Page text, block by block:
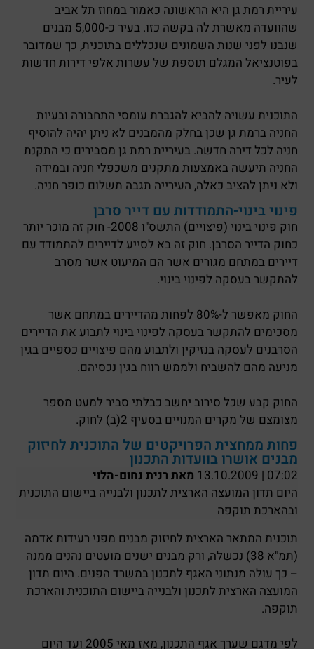
עיריית רמת גן היא הראשונה כאמור במחוז תל אביב
שהוועדה מאשרת לה בקשה כזו. בעיר כ-5,000 מבנים
שנבנו לפני שנות השמונים שנכללים בתוכנית, כך שמדובר
בפוטנציאל המגלם תוספת של עשרות אלפי דירות חדשות
לעיר.
התוכנית עשויה להביא להגברת עומסי התחבורה ובעיות
החניה ברמת גן שכן בחלק מהמבנים לא ניתן יהיה להוסיף
חניה לכל דירה חדשה. בעיריית רמת גן מסבירים כי התקנת
החניה תיעשה באמצעות מתקנים משכפלי חניה ובמידה
ולא ניתן להציב כאלה, העירייה תגבה תשלום כופר חניה.
פינוי בינוי-התמודדות עם דייר סרבן
חוק פינוי בינוי (פיצויים) התשס"ו 2008- חוק זה מוכר יותר
כחוק הדייר הסרבן. חוק זה בא לסייע לדיירים להתמודד עם
דיירים במתחם מגורים אשר הם המיעוט אשר מסרב
להתקשר בעסקה לפינוי בינוי.
החוק מאפשר ל-80% לפחות מהדיירים במתחם אשר
מסכימים להתקשר בעסקה לפינוי בינוי לתבוע את הדיירים
הסרבנים לעסקה בנזיקין ולתבוע מהם פיצויים כספיים בגין
מניעה מהם להשביח ולממש רווח בגין נכסיהם.
החוק קבע שכל סירוב יחשב כבלתי סביר למעט מספר
מצומצם של מקרים המנויים בסעיף 2(ב) לחוק.
פחות ממחצית הפרויקטים של התוכנית לחיזוק
מבנים אושרו בוועדות התכנון
07:02 | 13.10.2009
מאת רנית נחום-הלוי
היום תדון המועצה הארצית לתכנון ולבנייה ביישום התוכנית
ובהארכת תוקפה
תוכנית המתאר הארצית לחיזוק מבנים מפני רעידות אדמה
(תמ"א 38) נכשלה, ורק מבנים ישנים מועטים נהנים ממנה
– כך עולה מנתוני האגף לתכנון במשרד הפנים. היום תדון
המועצה הארצית לתכנון ולבנייה ביישום התוכנית והארכת
תוקפה.
לפי מדגם שערך אגף התכנון, מאז מאי 2005 ועד היום